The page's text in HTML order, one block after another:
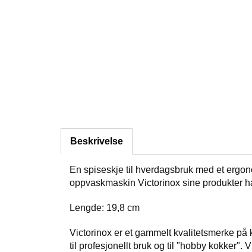
Beskrivelse
En spiseskje til hverdagsbruk med et
oppvaskmaskin Victorinox sine produkter
Lengde: 19,8 cm
Victorinox er et gammelt kvalitetsmerke
til profesjonellt bruk og til "hobby kokker".